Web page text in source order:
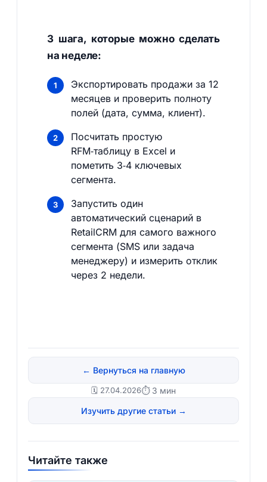
3 шага, которые можно сделать
на неделе:
Экспортировать продажи за 12
месяцев и проверить полноту
полей (дата, сумма, клиент).
Посчитать простую
RFM‑таблицу в Excel и
пометить 3‑4 ключевых
сегмента.
Запустить один
автоматический сценарий в
RetailCRM для самого важного
сегмента (SMS или задача
менеджеру) и измерить отклик
через 2 недели.
← Вернуться на главную
🗓️ 27.04.2026⏱ 3 мин
Изучить другие статьи →
Читайте также